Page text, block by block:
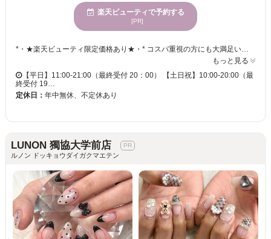
楽天ビューティで予約する
[PR]
もっと見る
【平日】11:00-21:00（最終受付 20：00） 【土日祝】10:00-20:00（最
終受付 19…
定休日： 年中無休、不定休あり
LUNON 獨協大学前店
ルノン ドッキョウダイガクマエテン